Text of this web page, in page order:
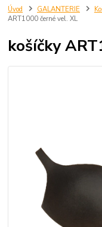
Úvod GALANTERIE
ART1000 černé vel. XL
košíčky